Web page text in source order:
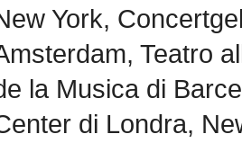
York,
Teatro
la Musica di
di Londra,